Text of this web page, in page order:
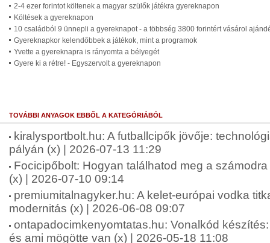
2-4 ezer forintot költenek a magyar szülők játékra gyereknapon
Költések a gyereknapon
10 családból 9 ünnepli a gyereknapot - a többség 3800 forintért vásárol
Gyereknapkor kelendőbbek a játékok, mint a programok
Yvette a gyereknapra is rányomta a bélyegét
Gyere ki a rétre! - Egyszervolt a gyereknapon
TOVÁBBI ANYAGOK EBBŐL A KATEGÓRIÁBÓL
kiralysportbolt.hu: A futballcipők jövője:
pályán (x) | 2026-07-13 11:29
Focicipőbolt: Hogyan találhatod meg a
(x) | 2026-07-10 09:14
premiumitalnagyker.hu: A kelet-európai vodka
modernitás (x) | 2026-06-08 09:07
ontapadocimkenyomtatas.hu: Vonalkód
és ami mögötte van (x) | 2026-05-18 11:08